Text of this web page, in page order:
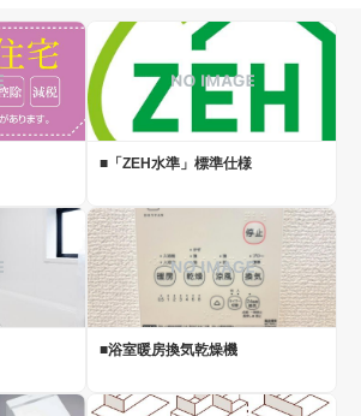
■「ZEH水準」標準仕様
■浴室暖房換気乾燥機